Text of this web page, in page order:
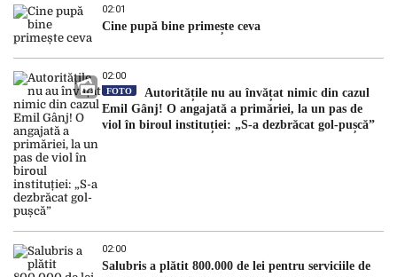
02:01
Cine pupă bine primește ceva
02:00
FOTO
Autoritățile nu au învățat nimic din cazul
Emil Gânj! O angajată a primăriei, la un pas de
viol în biroul instituției: „S-a dezbrăcat gol-pușcă”
02:00
Salubris a plătit 800.000 de lei pentru serviciile de